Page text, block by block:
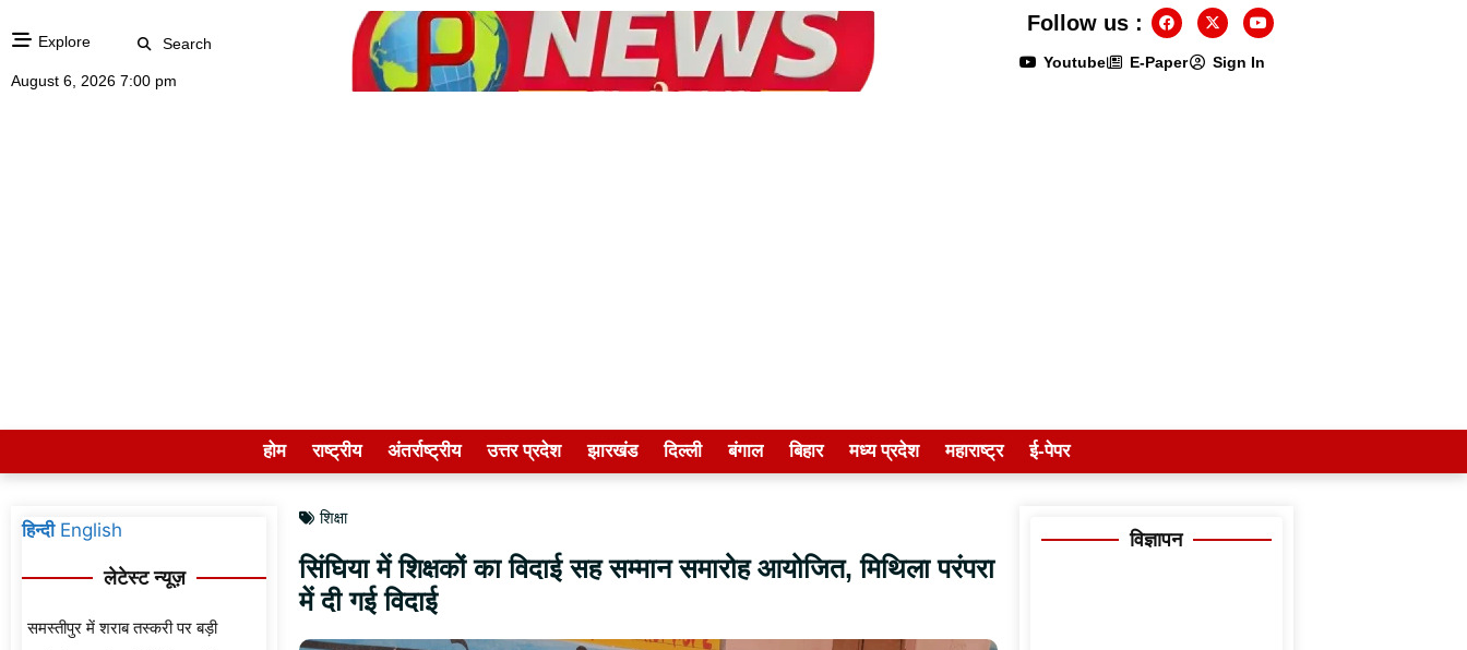
Explore Search
August 6, 2026 7:00 pm
Youtube E-Paper Sign In
Follow us :
होम राष्ट्रीय अंतर्राष्ट्रीय उत्तर प्रदेश झारखंड दिल्ली बंगाल बिहार मध्य प्रदेश महाराष्ट्र ई-पेपर
हिन्दी English
लेटेस्ट न्यूज़
समस्तीपुर में शराब तस्करी पर बड़ी
शिक्षा
सिंघिया में शिक्षकों का विदाई सह सम्मान समारोह आयोजित, मिथिला परंपरा
में दी गई विदाई
विज्ञापन